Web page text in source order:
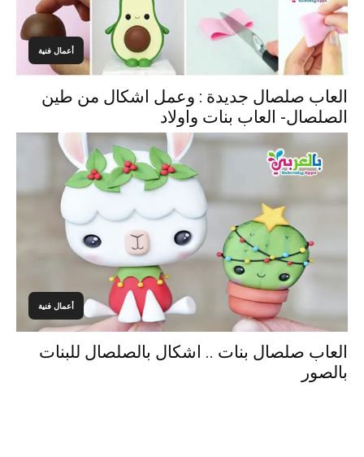
أعمال فنية
العاب صلصال جديدة : وعمل اشكال من طين
الصلصال- العاب بنات واولاد
أعمال فنية
العاب صلصال بنات .. اشكال بالصلصال للبنات
بالصور